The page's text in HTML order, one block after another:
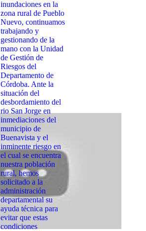
inundaciones en la
zona rural de Pueblo
Nuevo, continuamos
trabajando y
gestionando de la
mano con la Unidad
de Gestión de
Riesgos del
Departamento de
Córdoba. Ante la
situación del
desbordamiento del
rio San Jorge en
inmediaciones del
municipio de
Buenavista y el
inminente riesgo en
el cual se encuentra
nuestra población
rural, hemos
solicitado a la
administración
departamental su
ayuda técnica para
evitar que estas
condiciones